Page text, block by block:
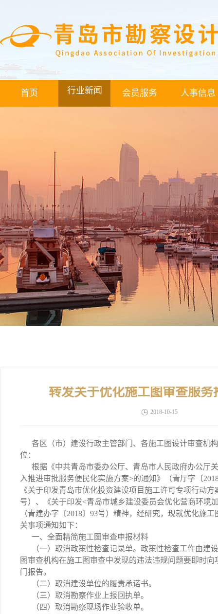
首页 行业新闻 会员服务 人事信息
转发关于优化施工图审查服
2018-10-15
各区（市）建设行政主管部门、各施工图设计审查机
位：
根据《中共青岛市委办公厅、青岛市人民政府办公厅
入推进审批服务便民化实施方案>的通知》（青厅字〔
《关于印发青岛市优化投资建设项目施工许可专项行动
号）、《关于印发<青岛市城乡建设委员会优化营商环境
（青建办字〔2018〕93号）精神，经研究，现就优化施
关事项通知如下：
一、全面精简施工图审查申报材料
（一）取消政策性检查记录单。政策性检查工作由建
图审查机构在施工图审查中发现的违法违规问题要即时
门报告。
（二）取消建设单位的履责承诺书。
（三）取消勘察作业上报回执单。
（四）取消勘察现场作业验收单。